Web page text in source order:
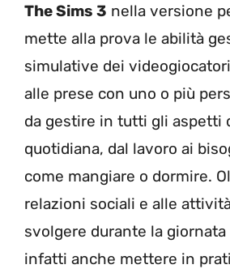
The Sims 3 nella versione
mette alla prova le abilità
simulative dei
alle prese con uno o più
da gestire in tutti gli aspetti
quotidiana, dal lavoro ai
come mangiare o dormire.
relazioni sociali e alle
svolgere durante la giornata
infatti anche mettere in